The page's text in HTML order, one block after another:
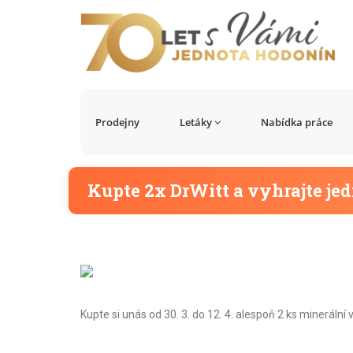
Prodejny Letáky Nabídka práce
Kupte 2x DrWitt a vyhrajte
Kupte si unás od 30. 3. do 12. 4. alespoň 2 ks